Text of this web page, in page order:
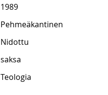
1989
Pehmeäkantinen
Nidottu
saksa
Teologia